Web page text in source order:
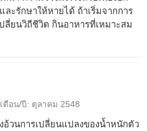
ะรักษาให้หายได้ ถ้าเริ่มจากการ
ลี่ยนวิถีชีวิต กินอาหารที่เหมาะสม
เดือน/ปี: ตุลาคม 2548
อ้วนการเปลี่ยนแปลงของน้ำหนักตัว